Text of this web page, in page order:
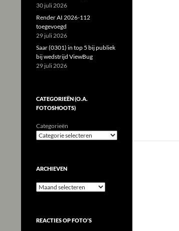
30 juli 2026
Render AI 2026-112
toegevoegd
29 juli 2026
Saar (0301) in top 5 bij publiek
bij wedstrijd ViewBug
29 juli 2026
CATEGORIEËN (O.A.
FOTOSHOOTS)
Categorieën
ARCHIEVEN
Archieven
REACTIES OP FOTO’S